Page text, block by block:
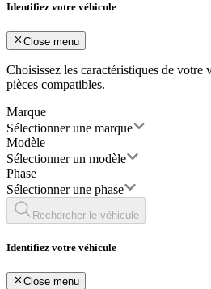
Identifiez votre véhicule
Close menu
Choisissez les caractéristiques de votre
pièces compatibles.
Marque
Sélectionner une marque
Modèle
Sélectionner un modèle
Phase
Sélectionner une phase
Rechercher le véhicule
Identifiez votre véhicule
Close menu